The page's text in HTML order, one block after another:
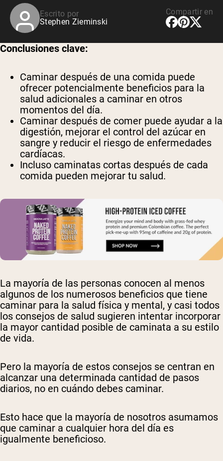
Escrito por
Stephen Zieminski
Compartir en
Conclusiones clave:
Caminar después de una comida puede
ofrecer potencialmente beneficios para la
salud adicionales a caminar en otros
momentos del día.
Caminar después de comer puede ayudar a la
digestión, mejorar el control del azúcar en
sangre y reducir el riesgo de enfermedades
cardíacas.
Incluso caminatas cortas después de cada
comida pueden mejorar tu salud.
La mayoría de las personas conocen al menos
algunos de los numerosos beneficios que tiene
caminar para la salud física y mental, y casi todos
los consejos de salud sugieren intentar incorporar
la mayor cantidad posible de caminata a su estilo
de vida.
Pero la mayoría de estos consejos se centran en
alcanzar una determinada cantidad de pasos
diarios, no en cuándo debes caminar.
Esto hace que la mayoría de nosotros asumamos
que caminar a cualquier hora del día es
igualmente beneficioso.